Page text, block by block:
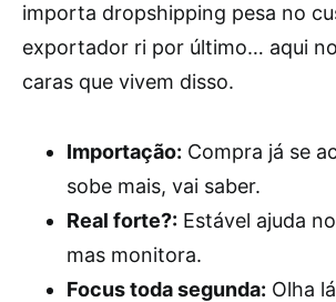
importa dropshipping pesa no
exportador ri por último… aqui
caras que vivem disso.
Importação: Compra já se
sobe mais, vai saber.
Real forte?: Estável ajuda
mas monitora.
Focus toda segunda: Olha